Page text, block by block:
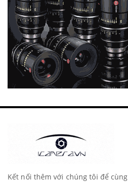
Kết nối thêm với chúng tôi để